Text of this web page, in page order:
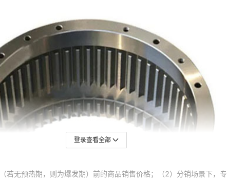
登录查看全部
若无预热期，则为爆发期）前的商品销售价格；（2）分销场景下